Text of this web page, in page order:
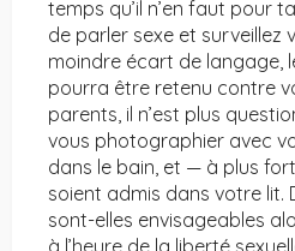
temps qu’il n’en faut pour
de parler sexe et surveillez
moindre écart de langage,
pourra être retenu contre
parents, il n’est plus
vous photographier avec
dans le bain, et — à plus
soient admis dans votre lit.
sont-elles envisageables